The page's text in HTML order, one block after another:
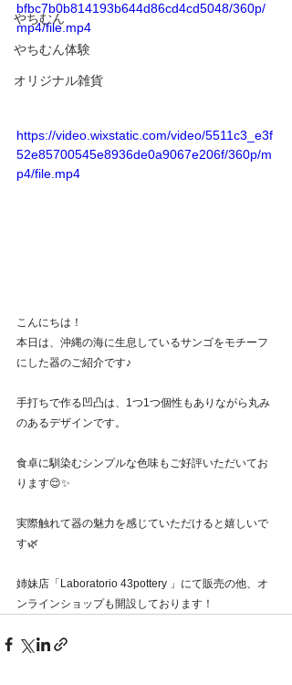
やちむん
やちむん体験
オリジナル雑貨
bfbc7b0b814193b644d86cd4cd5048/360p/
mp4/file.mp4
https://video.wixstatic.com/video/5511c3_e3f
52e85700545e8936de0a9067e206f/360p/m
p4/file.mp4
こんにちは！
本日は、沖縄の海に生息しているサンゴをモチーフ
にした器のご紹介です♪
手打ちで作る凹凸は、1つ1つ個性もありながら丸み
のあるデザインです。
食卓に馴染むシンプルな色味もご好評いただいてお
ります😌✨
実際触れて器の魅力を感じていただけると嬉しいで
す🌿
姉妹店「Laboratorio 43pottery 」にて販売の他、オ
ンラインショップも開設しております！